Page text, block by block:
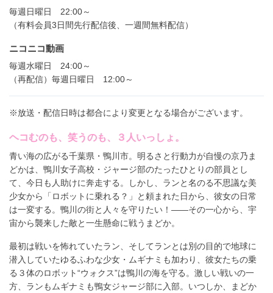
毎週日曜日 22:00～
（有料会員3日間先行配信後、一週間無料配信）
ニコニコ動画
毎週水曜日 24:00～
（再配信）毎週日曜日 12:00～
※放送・配信日時は都合により変更となる場合がございます。
ヘコむのも、笑うのも、３人いっしょ。
青い海の広がる千葉県・鴨川市。明るさと行動力が自慢の京乃ま
どかは、鴨川女子高校・ジャージ部のたったひとりの部員とし
て、今日も人助けに奔走する。しかし、ランと名のる不思議な美
少女から「ロボットに乗れる？」と頼まれた日から、彼女の日常
は一変する。鴨川の街と人々を守りたい！――その一心から、宇
宙から襲来した敵と一生懸命に戦うまどか。
最初は戦いを怖れていたラン、そしてランとは別の目的で地球に
潜入していたゆるふわな少女・ムギナミも加わり、彼女たちの乗
る３体のロボット“ウォクス”は鴨川の海を守る。激しい戦いの一
方、ランもムギナミも鴨女ジャージ部に入部。いつしか、まどか